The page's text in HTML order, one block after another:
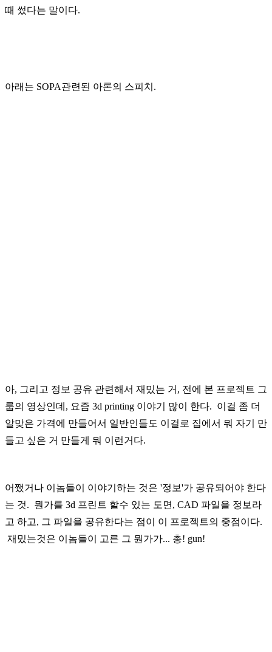
때 썼다는 말이다.
아래는 SOPA관련된 아론의 스피치.
아, 그리고 정보 공유 관련해서 재밌는 거, 전에 본 프로젝트 그
룹의 영상인데, 요즘 3d printing 이야기 많이 한다. 이걸 좀 더
알맞은 가격에 만들어서 일반인들도 이걸로 집에서 뭐 자기 만
들고 싶은 거 만들게 뭐 이런거다.
어쨌거나 이놈들이 이야기하는 것은 '정보'가 공유되어야 한다
는 것. 뭔가를 3d 프린트 할수 있는 도면, CAD 파일을 정보라
고 하고, 그 파일을 공유한다는 점이 이 프로젝트의 중점이다.
재밌는것은 이놈들이 고른 그 뭔가가... 총! gun!